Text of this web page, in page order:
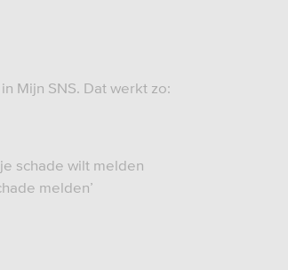
Mijn SNS. Dat werkt zo:
schade wilt melden
melden’